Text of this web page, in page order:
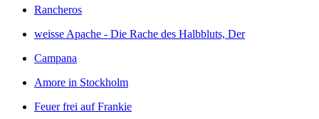
Rancheros
weisse Apache - Die Rache des Halbbluts, Der
Campana
Amore in Stockholm
Feuer frei auf Frankie